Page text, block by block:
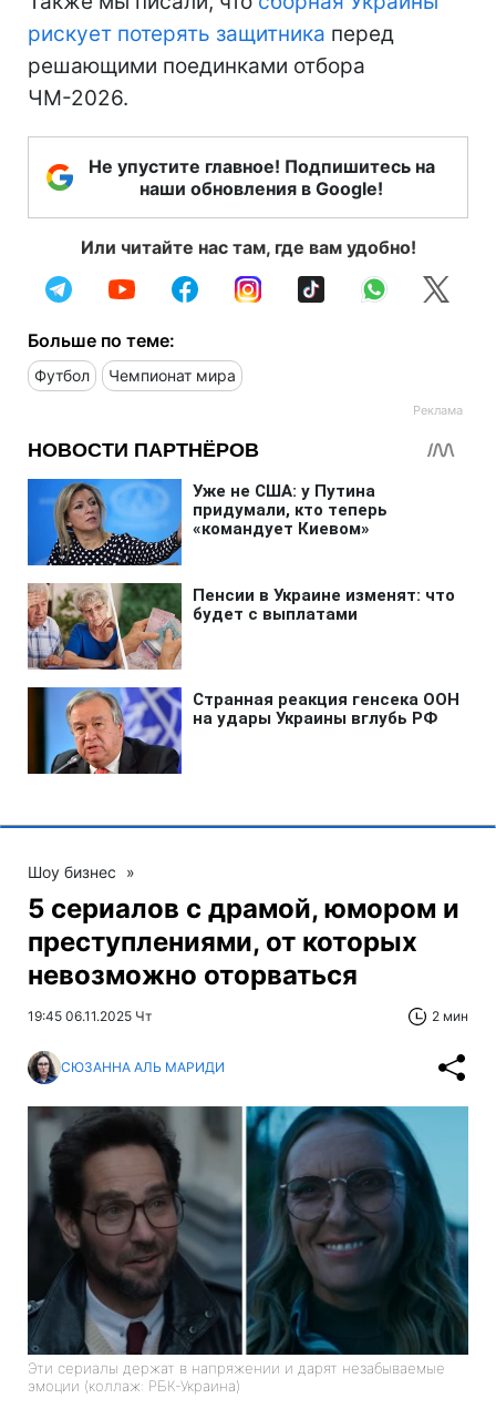
рискует потерять защитника перед
решающими поединками отбора
ЧМ-2026.
Не упустите главное! Подпишитесь на
наши обновления в Google!
Или читайте нас там, где вам удобно!
Больше по теме:
Футбол Чемпионат мира
Шоу бизнес »
5 сериалов с драмой, юмором и
преступлениями, от которых
невозможно оторваться
19:45 06.11.2025 Чт 2 мин
СЮЗАННА АЛЬ МАРИДИ
Эти сериалы держат в напряжении и дарят незабываемые
эмоции (коллаж: РБК-Украина)